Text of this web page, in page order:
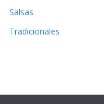
Salsas
Tradicionales